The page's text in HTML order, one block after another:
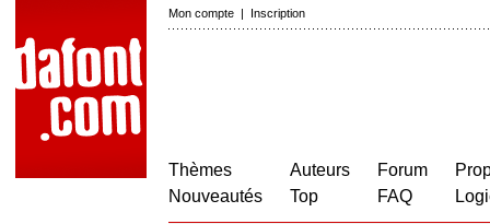
Mon compte | Inscription
Thèmes
Nouveautés
Auteurs
Top
Forum
FAQ